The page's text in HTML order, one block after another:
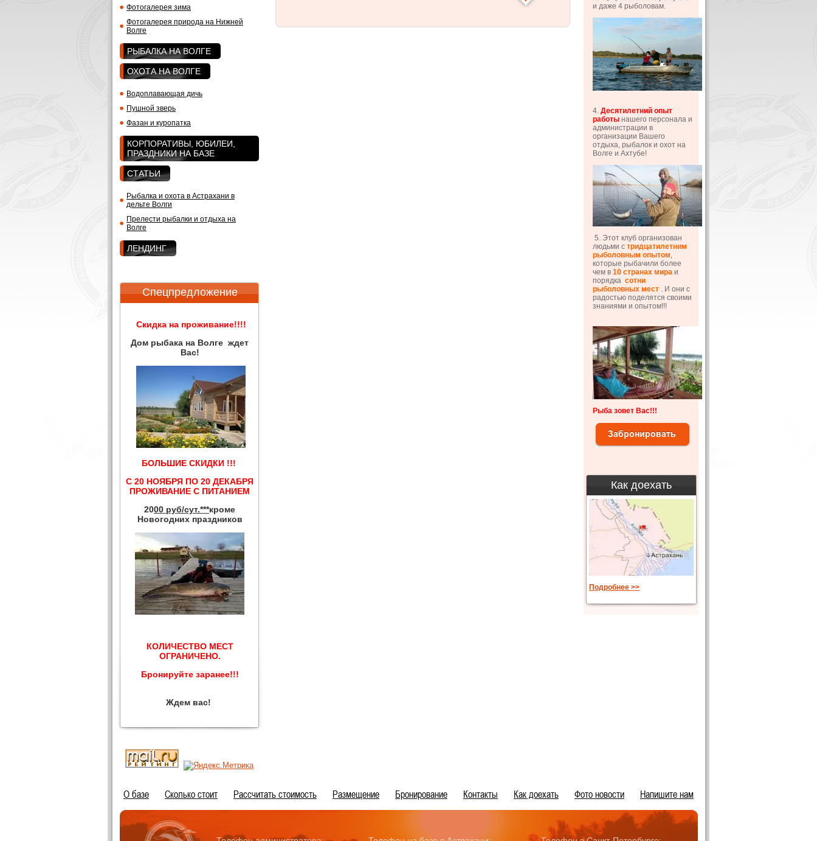
Фотогалерея зима
Фотогалерея природа на Нижней
Волге
РЫБАЛКА НА ВОЛГЕ
ОХОТА НА ВОЛГЕ
Водоплавающая дичь
Пушной зверь
Фазан и куропатка
КОРПОРАТИВЫ, ЮБИЛЕИ,
ПРАЗДНИКИ НА БАЗЕ
СТАТЬИ
Рыбалка и охота в Астрахани в
дельте Волги
Прелести рыбалки и отдыха на
Волге
ЛЕНДИНГ
Спецпредложение
Скидка на проживание!!!!
Дом рыбака на Волге ждет
Вас!
БОЛЬШИЕ СКИДКИ !!!
С 20 НОЯБРЯ ПО 20 ДЕКАБРЯ
ПРОЖИВАНИЕ С ПИТАНИЕМ
2000 руб/сут.***кроме
Новогодних праздников
КОЛИЧЕСТВО МЕСТ
ОГРАНИЧЕНО.
Бронируйте заранее!!!
Ждем вас!
и даже 4 рыболовам.
4. Десятилетний опыт
работы нашего персонала и
администрации в
организации Вашего
отдыха, рыбалок и охот на
Волге и Ахтубе!
5. Этот клуб организован
людьми с тридцатилетним
рыболовным опытом,
которые рыбачили более
чем в 10 странах мира и
порядка сотни
рыболовных мест . И они с
радостью поделятся своими
знаниями и опытом!!!
Рыба зовет Вас!!!
Как доехать
Подробнее >>
О базе Сколько стоит Расcчитать стоимость Размещение Бронирование Контакты Как доехать Фото новости Напишите нам